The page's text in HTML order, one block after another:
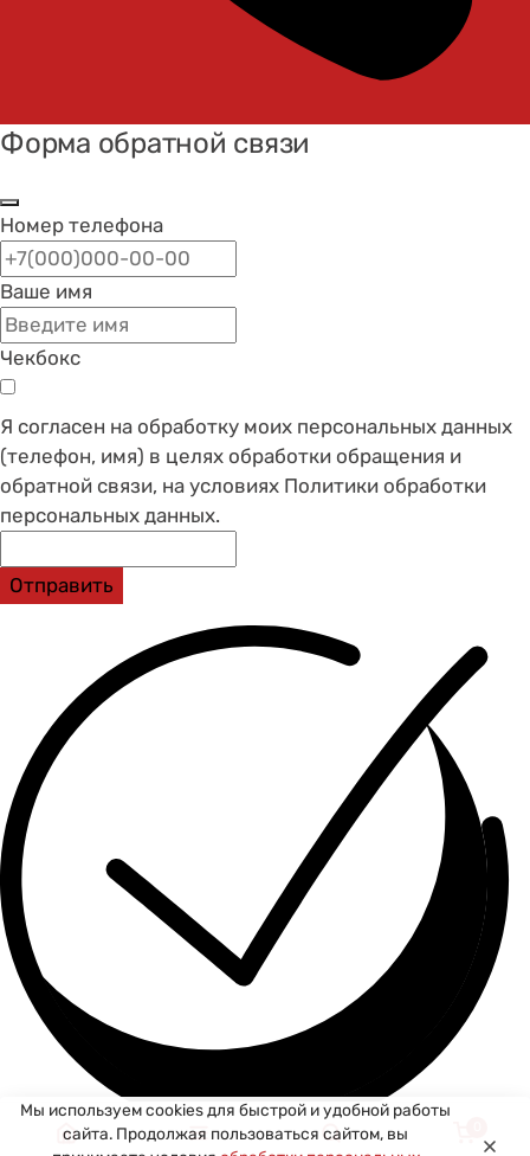
Мы используем cookies для быстрой и удобной работы
сайта. Продолжая пользоваться сайтом, вы
Форма обратной связи
Номер телефона
Ваше имя
Чекбокс
Я согласен на обработку моих персональных данных
(телефон, имя) в целях обработки обращения и
обратной связи, на условиях Политики обработки
персональных данных.
Отправить
Спасибо за ваше сообщение! Мы свяжемся с вами в